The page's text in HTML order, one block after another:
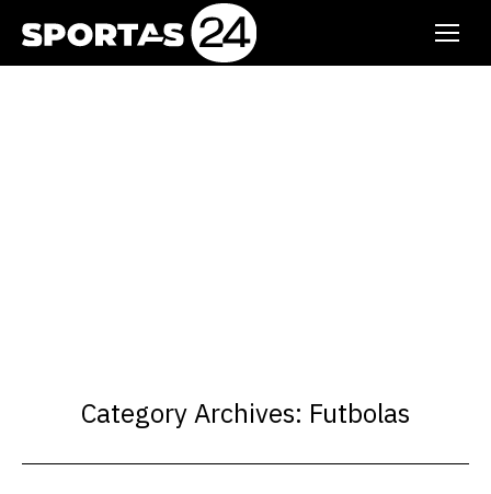
Category Archives: Futbolas